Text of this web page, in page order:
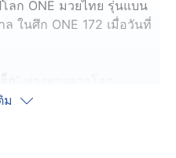
ลก ONE มวยไทย รุ่นแบน
ล ในศึก ONE 172 เมื่อวันที่
ยอดแสดงความเป็นห่วงไม่
ม